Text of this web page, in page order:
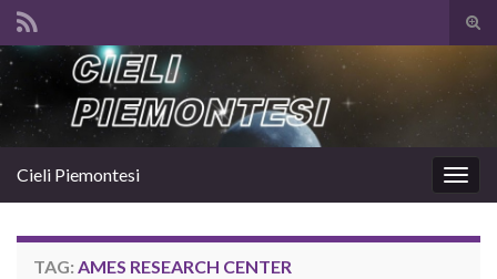
il
Search for:
la
Cieli Piemontesi
TAG: AMES RESEARCH CENTER